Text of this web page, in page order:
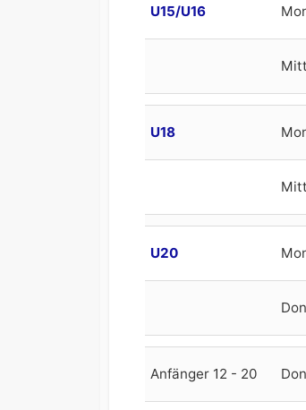
U15/U16
U18
U20
Anfänger 12 - 20